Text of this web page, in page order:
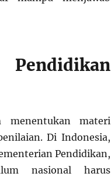
menentukan materi
Di Indonesia,
Pendidikan,
nasional harus